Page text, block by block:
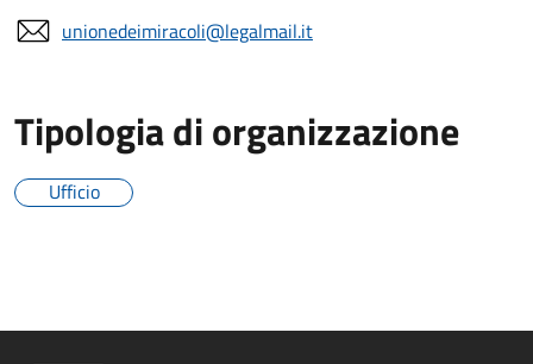
unionedeimiracoli@legalmail.it
Tipologia di organizzazione
Ufficio